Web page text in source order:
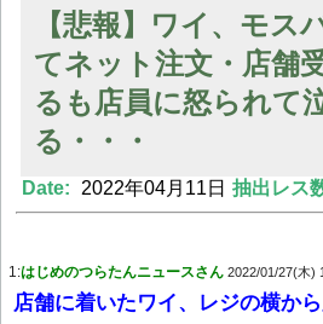
【モー娘。石田亜佑美】ファーストテイク出演
【画像あり】FacebookとかTwitterで拾ったエロ
【悲報】ワイ、モス
てネット注文・店舗
るも店員に怒られて
る・・・
Date: 2022年04月11日 抽出レス
1:はじめのつらたんニュースさん 2022/01/27(木)
店舗に着いたワイ、レジの横か